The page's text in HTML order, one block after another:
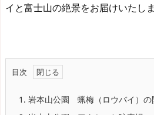
イと富士山の絶景をお届けいたしま
目次
1. 岩本山公園 蝋梅（ロウバイ）の